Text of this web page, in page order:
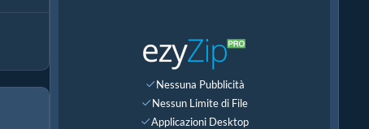
Nessuna Pubblicità
Nessun Limite di File
Applicazioni Desktop